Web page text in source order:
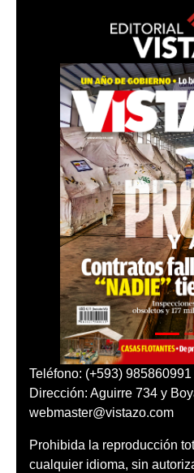
Teléfono: (+593) 985860991
Dirección: Aguirre 734 y
webmaster@vistazo.com
Prohibida la reproducción
cualquier idioma, sin